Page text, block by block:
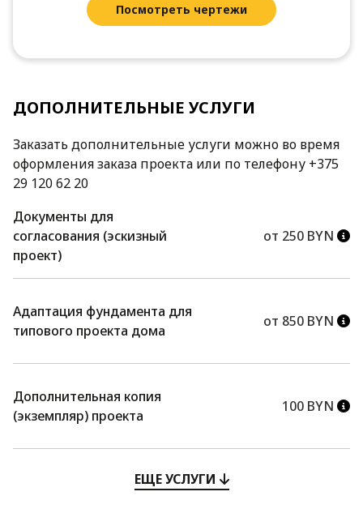
Посмотреть чертежи
ДОПОЛНИТЕЛЬНЫЕ УСЛУГИ
Заказать дополнительные услуги можно во время
оформления заказа проекта или по телефону +375
29 120 62 20
Документы для
согласования (эскизный
проект)
от 250 BYN
Адаптация фундамента для
типового проекта дома
от 850 BYN
Дополнительная копия
(экземпляр) проекта
100 BYN
ЕЩЕ УСЛУГИ